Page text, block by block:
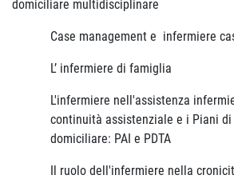
domiciliare multidisciplinare
Case management e infermiere
L’ infermiere di famiglia
L'infermiere nell'assistenza
continuità assistenziale e i Piani di
domiciliare: PAI e PDTA
Il ruolo dell'infermiere nella